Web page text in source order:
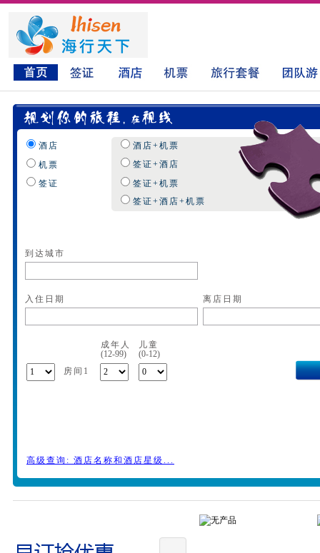
酒店
机票
签证
酒店+机票
签证+机票
签证+酒店
签证+酒店+机票
到达城市
入住日期 离店日期
成年人
儿童
(12-99)
(0-12)
房间1
高级查询: 酒店名称和酒店星级...